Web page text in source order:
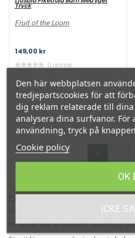
Tryck
Fruit of the Loom
149,00 kr
0 review
VISAR 1-12 AV 13
Designa tröja med eget
Du kan enkelt designa ditt eget tryck i vårt
På så sätt kan du skapa ett unikt plagg
Den här webbplatsen
tredjepartscookies för att
dig reklam relaterade till
analysera dina surfvanor.
användning, tryck på
Cookie policy
ICKE
OK